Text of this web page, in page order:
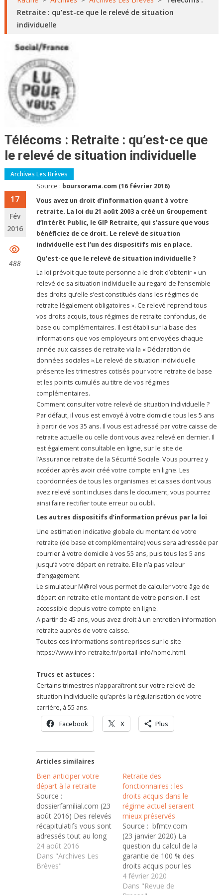
Retraite : qu’est-ce que le relevé de situation
individuelle
Télécoms : Retraite : qu’est-ce que
le relevé de situation individuelle
Archives Les Brèves
17
Fév
2016
488
Source : boursorama.com (16 février 2016)
Vous avez un droit d’information quant à votre
retraite. La loi du 21 août 2003 a créé un Groupement
d’Intérêt Public, le GIP Retraite, qui s’assure que vous
bénéficiez de ce droit. Le relevé de situation
individuelle est l’un des dispositifs mis en place.
Qu’est-ce que le relevé de situation individuelle ?
La loi prévoit que toute personne a le droit d’obtenir « un
relevé de sa situation individuelle au regard de l’ensemble
des droits qu’elle s’est constitués dans les régimes de
retraite légalement obligatoires ». Ce relevé reprend tous
vos droits acquis, tous régimes de retraite confondus, de
base ou complémentaires. Il est établi sur la base des
informations que vos employeurs ont envoyées chaque
année aux caisses de retraite via la « Déclaration de
données sociales ».Le relevé de situation individuelle
présente les trimestres cotisés pour votre retraite de base
et les points cumulés au titre de vos régimes
complémentaires.
Comment consulter votre relevé de situation individuelle ?
Par défaut, il vous est envoyé à votre domicile tous les 5 ans
à partir de vos 35 ans. Il vous est adressé par votre caisse de
retraite actuelle ou celle dont vous avez relevé en dernier. Il
est également consultable en ligne, sur le site de
l’Assurance retraite de la Sécurité Sociale. Vous pourrez y
accéder après avoir créé votre compte en ligne. Les
coordonnées de tous les organismes et caisses dont vous
avez relevé sont incluses dans le document, vous pourrez
ainsi faire rectifier toute erreur ou oubli.
Les autres dispositifs d’information prévus par la loi
Une estimation indicative globale du montant de votre
retraite (de base et complémentaire) vous sera adressée par
courrier à votre domicile à vos 55 ans, puis tous les 5 ans
jusqu’à votre départ en retraite. Elle n’a pas valeur
d’engagement.
Le simulateur M@rel vous permet de calculer votre âge de
départ en retraite et le montant de votre pension. Il est
accessible depuis votre compte en ligne.
A partir de 45 ans, vous avez droit à un entretien information
retraite auprès de votre caisse.
Toutes ces informations sont reprises sur le site
https://www.info-retraite.fr/portail-info/home.html.
Trucs et astuces :
Certains trimestres n’apparaîtront sur votre relevé de
situation individuelle qu’après la régularisation de votre
carrière, à 55 ans.
Facebook X Plus
Articles similaires
Bien anticiper votre
départ à la retraite
Source :
dossierfamilial.com (23
août 2016) Des relevés
récapitulatifs vous sont
adressés tout au long
de votre carrière pour
vous aider à évaluer et
préparer votre retraite.
24 août 2016
Dans "Archives Les
Brèves"
Retraite des
fonctionnaires : les
droits acquis dans le
régime actuel seraient
mieux préservés
Source : bfmtv.com
(23 janvier 2020) La
question du calcul de la
garantie de 100 % des
droits acquis pour les
actifs nés en 1975 et
après, qui seront donc
4 février 2020
Dans "Revue de